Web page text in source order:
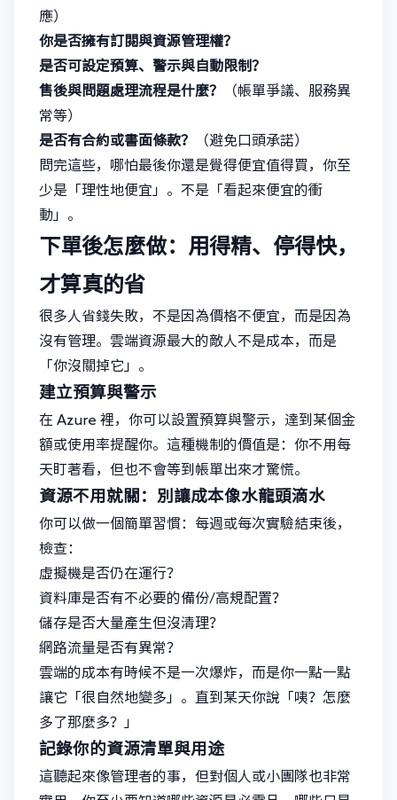
應）
你是否擁有訂閱與資源管理權？
是否可設定預算、警示與自動限制？
售後與問題處理流程是什麼？
（帳單爭議、服務異
常等）
是否有合約或書面條款？
（避免口頭承諾）
問完這些，哪怕最後你還是覺得便宜值得買，你至
少是「理性地便宜」。不是「看起來便宜的衝
動」。
下單後怎麼做：用得精、停得快，
才算真的省
很多人省錢失敗，不是因為價格不便宜，而是因為
沒有管理。雲端資源最大的敵人不是成本，而是
「你沒關掉它」。
建立預算與警示
在 Azure 裡，你可以設置預算與警示，達到某個金
額或使用率提醒你。這種機制的價值是：你不用每
天盯著看，但也不會等到帳單出來才驚慌。
資源不用就關：別讓成本像水龍頭滴水
你可以做一個簡單習慣：每週或每次實驗結束後，
檢查：
虛擬機是否仍在運行？
資料庫是否有不必要的備份/高規配置？
儲存是否大量產生但沒清理？
網路流量是否有異常？
雲端的成本有時候不是一次爆炸，而是你一點一點
讓它「很自然地變多」。直到某天你說「咦？怎麼
多了那麼多？」
記錄你的資源清單與用途
這聽起來像管理者的事，但對個人或小團隊也非常